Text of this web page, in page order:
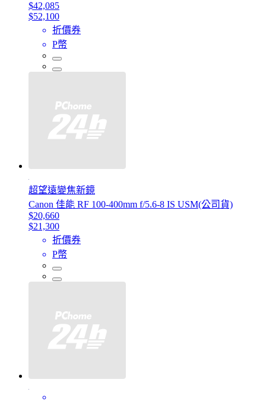
$42,085
$52,100
折價券
P幣
超望遠變焦新鏡
Canon 佳能 RF 100-400mm f/5.6-8 IS USM(公司貨)
$20,660
$21,300
折價券
P幣